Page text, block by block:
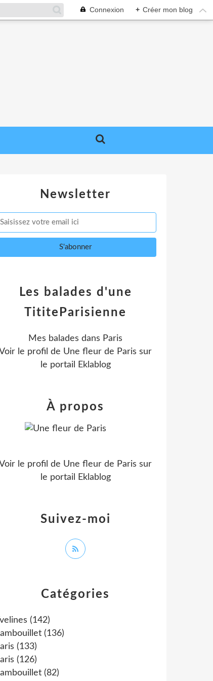
Connexion + Créer mon blog
Newsletter
Catégories
(142)
(136)
(133)
(126)
(82)
Les balades d'une
TititeParisienne
Mes balades dans Paris
le profil de Une fleur de Paris sur
le portail Eklablog
Suivez-moi
À propos
le profil de Une fleur de Paris sur
le portail Eklablog